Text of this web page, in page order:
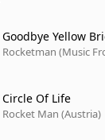
Goodbye Yellow
Rocketman (Music
Circle Of Life
Rocket Man (Austria)